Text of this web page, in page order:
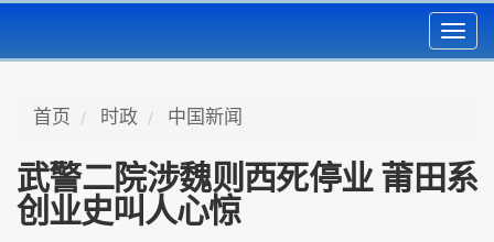
首页 时政 中国新闻
武警二院涉魏则西死停业 莆田系
创业史叫人心惊